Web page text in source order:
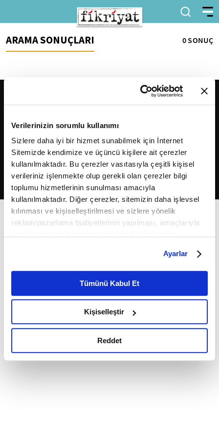
Verilerinizin sorumlu kullanımı
Sizlere daha iyi bir hizmet sunabilmek için İnternet
Sitemizde kendimize ve üçüncü kişilere ait çerezler
kullanılmaktadır. Bu çerezler vasıtasıyla çeşitli kişisel
verileriniz işlenmekte olup gerekli olan çerezler bilgi
toplumu hizmetlerinin sunulması amacıyla
kullanılmaktadır. Diğer çerezler, sitemizin daha işlevsel
kılınması ve kişiselleştirilmesi ve sizlere yönelik
reklam/pazarlama faaliyetlerinin yapılması, amaçlarıyla
belirleyebilirsiniz. Çerezlere ilişkin detaylı bilgi için
Ayarlar butonuna tıklayabilir,Çerez Bilgilendirme
Metnimizi ziyaret edebilirsiniz.
6698 sayılı Kişisel Verilerin Korunması Kanunu uyarınca
okumak ve sitemizi ziyaretiniz kapsamında
gerçekleştirilen veri işleme faaliyetleri ile ilgili daha
detaylı bilgi almak için lütfentıklayınız.
Ayarlar
Tümünü Kabul Et
Kişiselleştir
Reddet
ARAMA SONUÇLARI 0 SONUÇ
2026Fikriyat. Tüm hakları saklıdır.